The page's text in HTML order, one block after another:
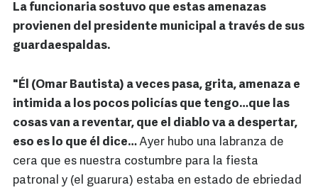
La funcionaria sostuvo que estas amenazas
provienen del presidente municipal a través de sus
guardaespaldas.
"Él (Omar Bautista) a veces pasa, grita, amenaza e
intimida a los pocos policías que tengo…que las
cosas van a reventar, que el diablo va a despertar,
eso es lo que él dice…Ayer hubo una labranza de
cera que es nuestra costumbre para la fiesta
patronal y (el guarura) estaba en estado de ebriedad